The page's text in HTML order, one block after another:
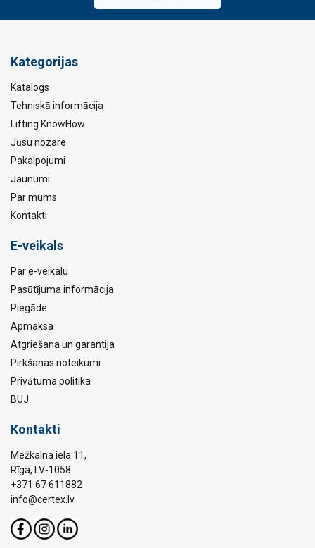
Kategorijas
Katalogs
Tehniskā informācija
Lifting KnowHow
Jūsu nozare
Pakalpojumi
Jaunumi
Par mums
Kontakti
E-veikals
Par e-veikalu
Pasūtījuma informācija
Piegāde
Apmaksa
Atgriešana un garantija
Pirkšanas noteikumi
Privātuma politika
BUJ
Kontakti
Mežkalna iela 11,
Rīga, LV-1058
+371 67 611882
info@certex.lv